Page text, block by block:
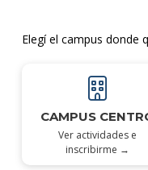
Elegí el campus donde
CAMPUS
Ver actividades e
inscribirme →